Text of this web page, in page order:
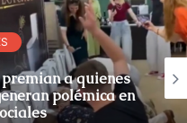
premian a quienes
polémica en